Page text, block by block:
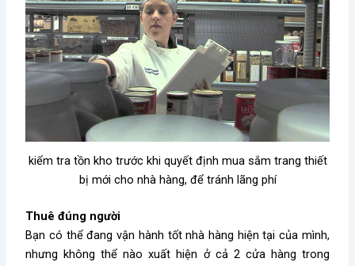
kiểm tra tồn kho trước khi quyết định mua sắm trang thiết
bị mới cho nhà hàng, để tránh lãng phí
Thuê đúng người
Bạn có thể đang vận hành tốt nhà hàng hiện tại của mình,
nhưng không thể nào xuất hiện ở cả 2 cửa hàng trong